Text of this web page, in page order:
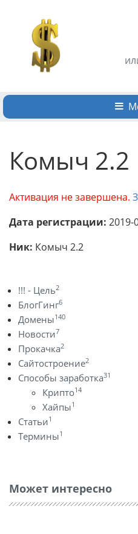
Комыч 2.2
Активация не завершена.
Дата регистрации: 2019-
Ник: Комыч 2.2
!!! - Цель2
БлогГинг6
Домены140
Новости7
Прокачка2
Сайтостроение2
Способы заработка31
Крипто14
Хайпы1
Статьи1
Термины1
Может интересно